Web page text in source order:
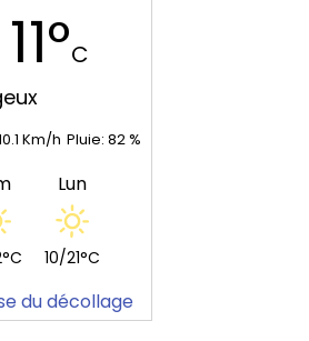
11°C
Km/h Pluie: 82%
Lun
10/21°C
du décollage